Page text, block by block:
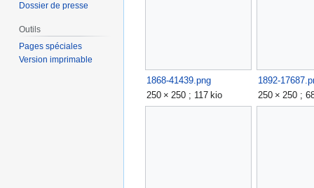
1868-41439.png
250 × 250 ; 117 kio
1892-
250 × 250 ;
Dossier de presse
Outils
Pages spéciales
Version imprimable